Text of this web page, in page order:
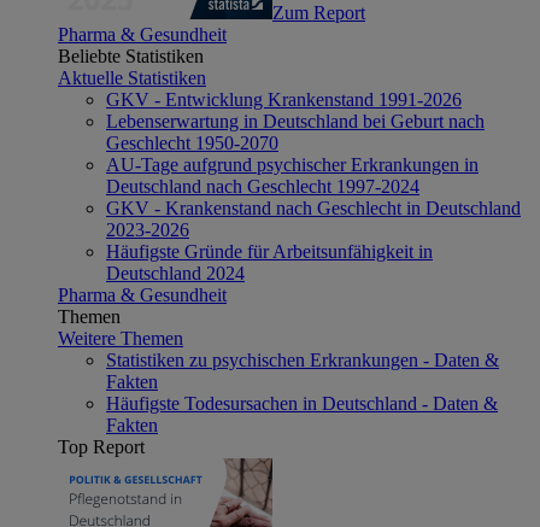
Zum Report
Pharma & Gesundheit
Beliebte Statistiken
Aktuelle Statistiken
GKV - Entwicklung Krankenstand 1991-2026
Lebenserwartung in Deutschland bei Geburt nach
Geschlecht 1950-2070
AU-Tage aufgrund psychischer Erkrankungen in
Deutschland nach Geschlecht 1997-2024
GKV - Krankenstand nach Geschlecht in Deutschland
2023-2026
Häufigste Gründe für Arbeitsunfähigkeit in
Deutschland 2024
Pharma & Gesundheit
Themen
Weitere Themen
Statistiken zu psychischen Erkrankungen - Daten &
Fakten
Häufigste Todesursachen in Deutschland - Daten &
Fakten
Top Report